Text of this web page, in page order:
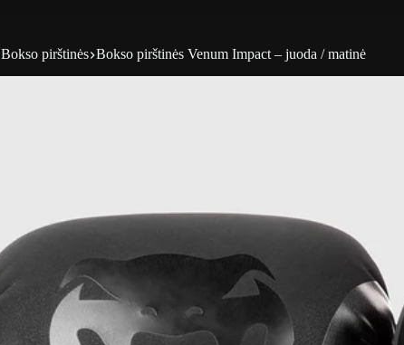
Bokso pirštinės Bokso pirštinės Venum Impact – juoda / matinė